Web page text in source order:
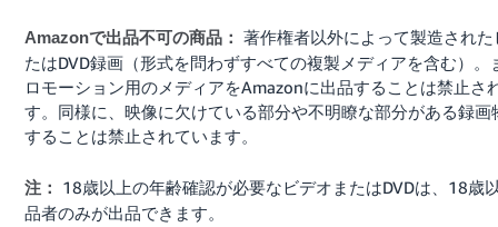
Amazonで出品不可の商品： 著作権者以外によって製造された
たはDVD録画（形式を問わずすべての複製メディアを含む）。
ロモーション用のメディアをAmazonに出品することは禁止さ
す。同様に、映像に欠けている部分や不明瞭な部分がある録画
することは禁止されています。
注：
18歳以上の年齢確認が必要なビデオまたはDVDは、18歳
品者のみが出品できます。